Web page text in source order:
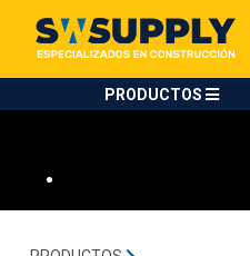
PRODUCTOS
•